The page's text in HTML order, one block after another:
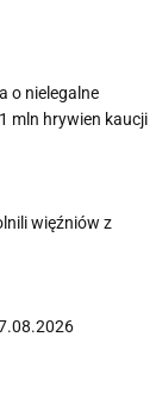
o nielegalne
mln hrywien kaucji
więźniów z